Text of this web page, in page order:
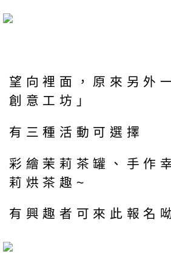
望向裡面，原來另外
創意工坊」
有三種活動可選擇
彩繪茉莉茶罐、手作
莉烘茶趣~
有興趣者可來此報名